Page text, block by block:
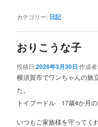
カテゴリー: 日記
おりこうな子
投稿日:2026年3月30日 作成者:
横須賀市でワンちゃんの旅
た。
トイプードル 17歳4か月の
いつもご家族様を守ってく